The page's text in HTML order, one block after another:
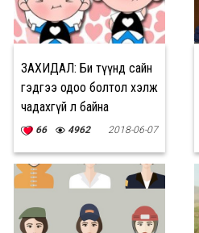
ЗАХИДАЛ: Би түүнд сайн
гэдгээ одоо болтол хэлж
чадахгүй л байна
66 4962 2018-06-07